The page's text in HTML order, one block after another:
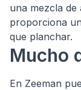
una mezcla
proporciona
que planchar.
Mucho
En Zeeman